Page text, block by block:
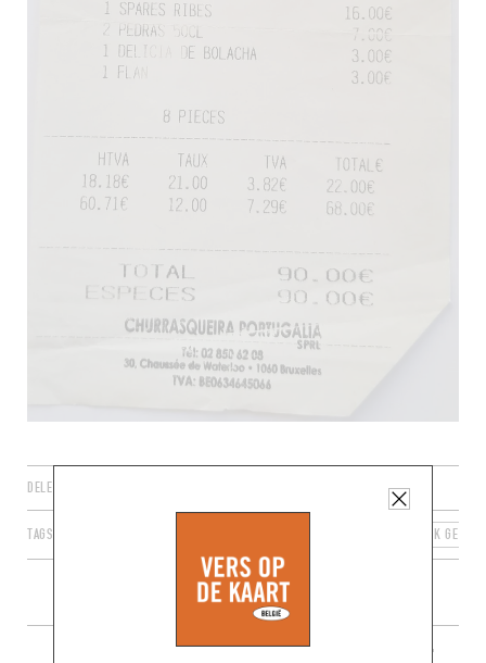
DELEN
TAGS BRUSSELS HOOFDSTEDELIJK GEWEST